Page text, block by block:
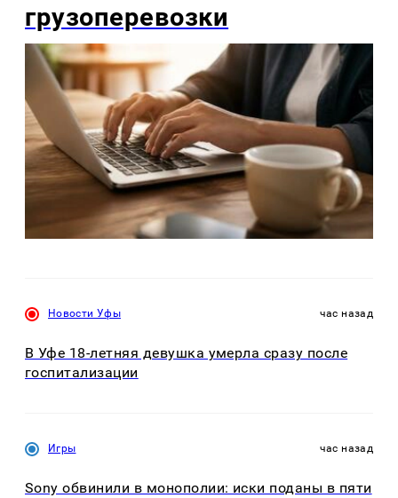
грузоперевозки
Новости Уфы час назад
В Уфе 18-летняя девушка умерла сразу после
госпитализации
Игры час назад
Sony обвинили в монополии: иски поданы в пяти